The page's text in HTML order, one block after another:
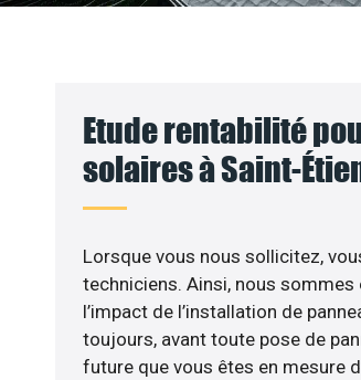
Etude rentabilité
solaires à Saint-
Lorsque vous nous sollicitez,
techniciens. Ainsi, nous
l’impact de l’installation de
toujours, avant toute pose de
future que vous êtes en mesure